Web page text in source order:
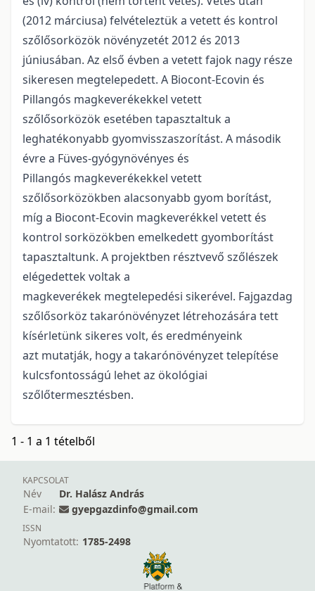
(2012 márciusa) felvételeztük a vetett és kontrol
szőlősorközök növényzetét 2012 és 2013
júniusában. Az első évben a vetett fajok nagy része
sikeresen megtelepedett. A Biocont-Ecovin és
Pillangós magkeverékekkel vetett
szőlősorközök esetében tapasztaltuk a
leghatékonyabb gyomvisszaszorítást. A második
évre a Füves-gyógynövényes és
Pillangós magkeverékekkel vetett
szőlősorközökben alacsonyabb gyom borítást,
míg a Biocont-Ecovin magkeverékkel vetett és
kontrol sorközökben emelkedett gyomborítást
tapasztaltunk. A projektben résztvevő szőlészek
elégedettek voltak a
magkeverékek megtelepedési sikerével. Fajgazdag
szőlősorköz takarónövényzet létrehozására tett
kísérletünk sikeres volt, és eredményeink
azt mutatják, hogy a takarónövényzet telepítése
kulcsfontosságú lehet az ökológiai
szőlőtermesztésben.
1 - 1 a 1 tételből
KAPCSOLAT
Név
Dr. Halász András
E-mail:
gyepgazdinfo@gmail.com
ISSN
Nyomtatott: 1785-2498